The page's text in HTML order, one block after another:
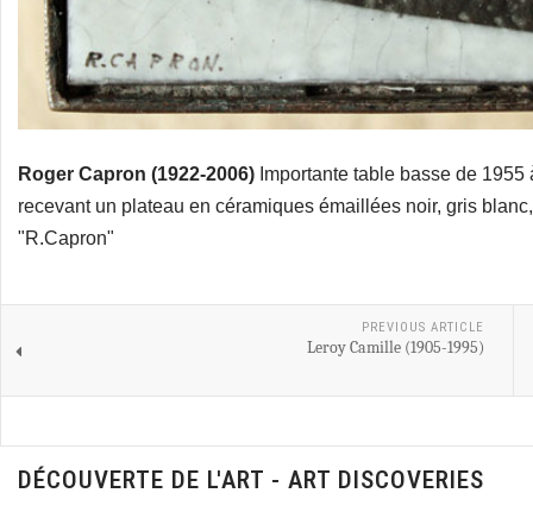
Roger Capron (1922-2006) Importante table basse de
recevant un plateau en céramiques émaillées noir, gris
"R.Capron"
PREVIOUS ARTICLE
Leroy Camille (1905-1995)
DÉCOUVERTE DE L'ART - ART DISCOVERIES